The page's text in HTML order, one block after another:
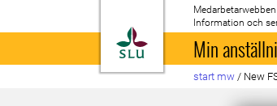
Till startsida
Medarbetarwebben
Information och
Min
start mw / New